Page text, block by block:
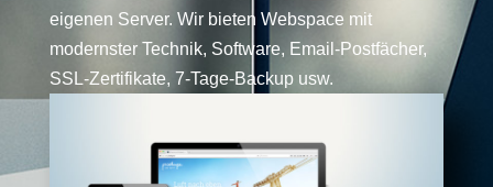
eigenen Server. Wir bieten Webspace mit
modernster Technik, Software, Email-Postfächer,
SSL-Zertifikate, 7-Tage-Backup usw.